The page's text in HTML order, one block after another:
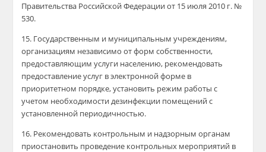
Правительства Российской Федерации от 15 июля 2010 г. №
530.
15. Государственным и муниципальным учреждениям,
организациям независимо от форм собственности,
предоставляющим услуги населению, рекомендовать
предоставление услуг в электронной форме в
приоритетном порядке, установить режим работы с
учетом необходимости дезинфекции помещений с
установленной периодичностью.
16. Рекомендовать контрольным и надзорным органам
приостановить проведение контрольных мероприятий в